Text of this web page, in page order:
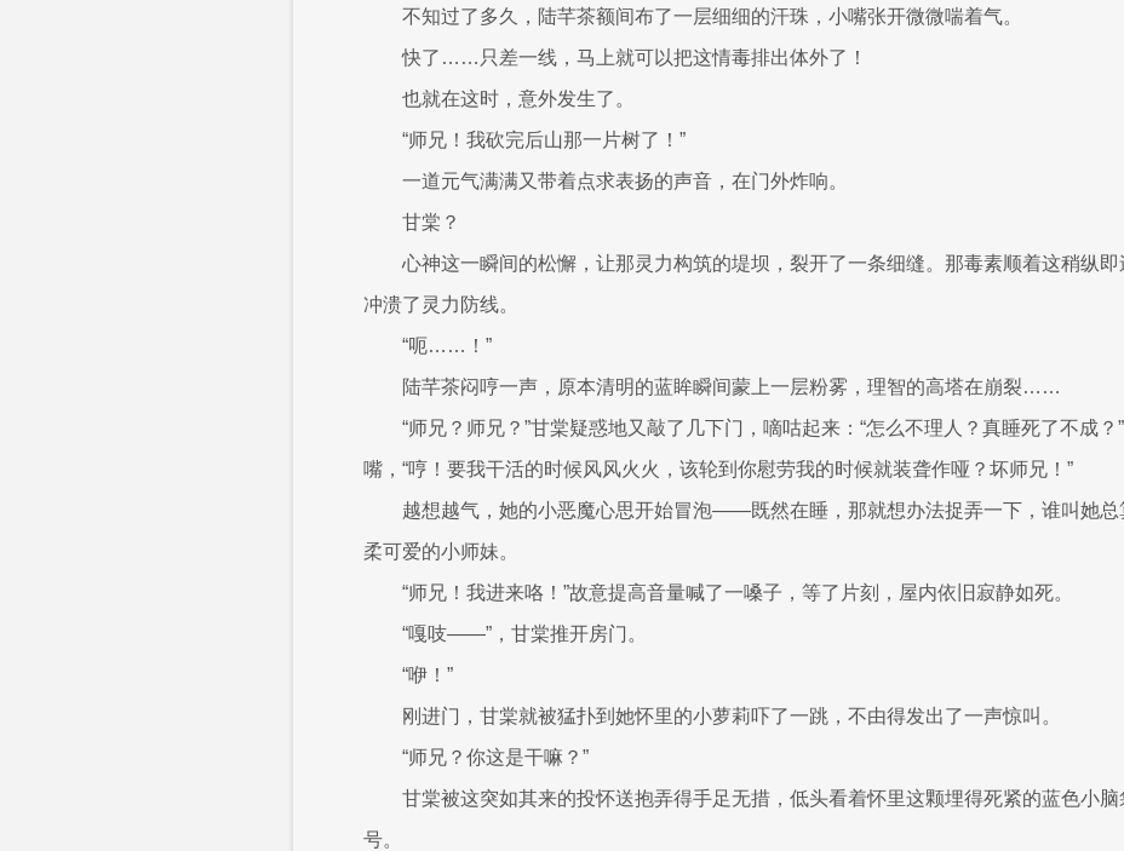
不知过了多久，陆芊茶额间布了一层细细的汗珠，小嘴张开微微喘着气。
快了……只差一线，马上就可以把这情毒排出体外了！
也就在这时，意外发生了。
“师兄！我砍完后山那一片树了！”
一道元气满满又带着点求表扬的声音，在门外炸响。
甘棠？
心神这一瞬间的松懈，让那灵力构筑的堤坝，裂开了一条细缝。那毒素顺着这稍纵
冲溃了灵力防线。
“呃……！”
陆芊茶闷哼一声，原本清明的蓝眸瞬间蒙上一层粉雾，理智的高塔在崩裂……
“师兄？师兄？”甘棠疑惑地又敲了几下门，嘀咕起来：“怎么不理人？真睡死了不成？
嘴，“哼！要我干活的时候风风火火，该轮到你慰劳我的时候就装聋作哑？坏师兄！”
越想越气，她的小恶魔心思开始冒泡——既然在睡，那就想办法捉弄一下，谁叫她总
柔可爱的小师妹。
“师兄！我进来咯！”故意提高音量喊了一嗓子，等了片刻，屋内依旧寂静如死。
“嘎吱——”，甘棠推开房门。
“咿！”
刚进门，甘棠就被猛扑到她怀里的小萝莉吓了一跳，不由得发出了一声惊叫。
“师兄？你这是干嘛？”
甘棠被这突如其来的投怀送抱弄得手足无措，低头看着怀里这颗埋得死紧的蓝色小脑
号。